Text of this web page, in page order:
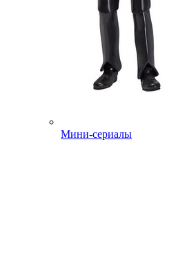
Мини-сериалы